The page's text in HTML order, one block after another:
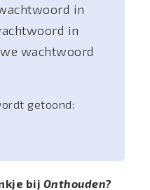
in
in
wachtwoord
getoond:
bij Onthouden?